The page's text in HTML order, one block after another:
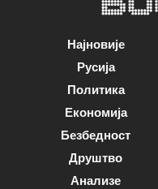
Најновије
Русија
Политика
Економија
Безбедност
Друштво
Анализе